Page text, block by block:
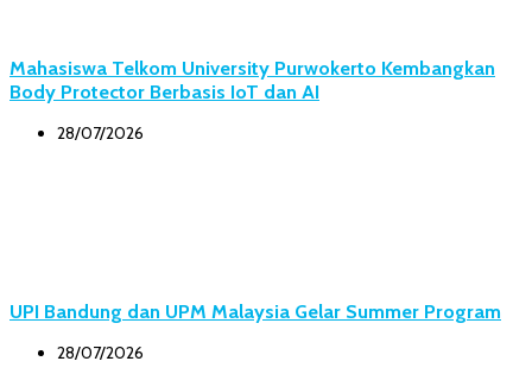
Mahasiswa Telkom University Purwokerto Kembangkan
Body Protector Berbasis IoT dan AI
28/07/2026
UPI Bandung dan UPM Malaysia Gelar Summer Program
28/07/2026